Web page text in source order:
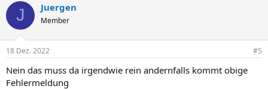
J Juergen
Member
18 Dez. 2022 #5
Nein das muss da irgendwie rein andernfalls kommt obige
Fehlermeldung